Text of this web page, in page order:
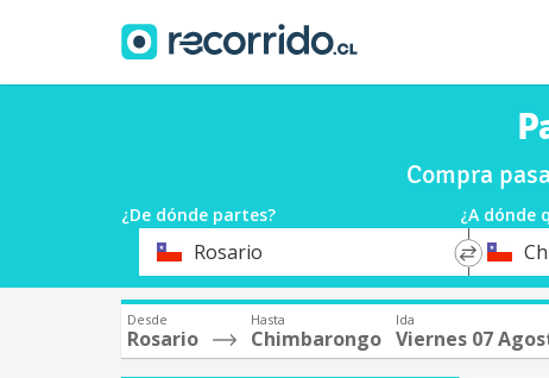
Compra
¿De dónde partes? ¿A dónde
OrigenRosario
*
Destino
Desde
Rosario
Hasta
Chimbarongo
Ida
Viernes 07